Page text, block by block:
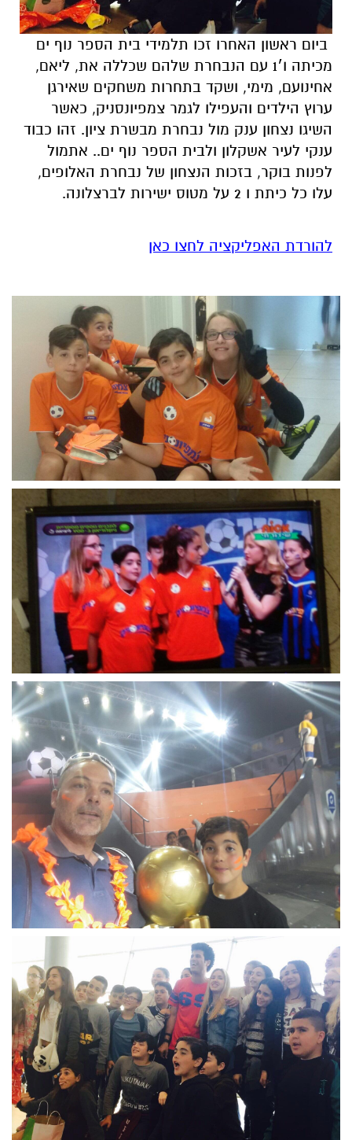
ביום ראשון האחרו זכו תלמידי בית הספר נוף ים
מכיתה ו׳1 עם הנבחרת שלהם שכללה את, ליאם,
אחינועם, מימי, ושקד בתחרות משחקים שאירגן
ערוץ הילדים והעפילו לגמר צמפיונסניק, כאשר
השיגו נצחון ענק מול נבחרת מבשרת ציון. זהו כבוד
ענקי לעיר אשקלון ולבית הספר נוף ים.. אתמול
לפנות בוקר, בזכות הנצחון של נבחרת האלופים,
עלו כל כיתת ו 2 על מטוס ישירות לברצלונה.
להורדת האפליקציה לחצו כאן